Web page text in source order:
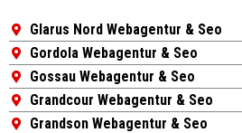
Glarus Nord Webagentur & Seo
Gordola Webagentur & Seo
Gossau Webagentur & Seo
Grandcour Webagentur & Seo
Grandson Webagentur & Seo